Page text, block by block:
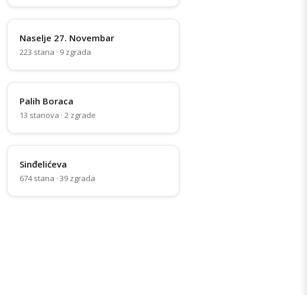
Naselje 27. Novembar
223 stana · 9 zgrada
Palih Boraca
13 stanova · 2 zgrade
Sinđelićeva
674 stana · 39 zgrada